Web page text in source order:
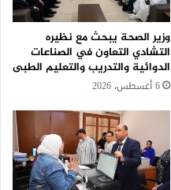
وزير الصحة يبحث مع نظيره
التشادي التعاون في الصناعات
الدوائية والتدريب والتعليم الطبى
6 أغسطس، 2026